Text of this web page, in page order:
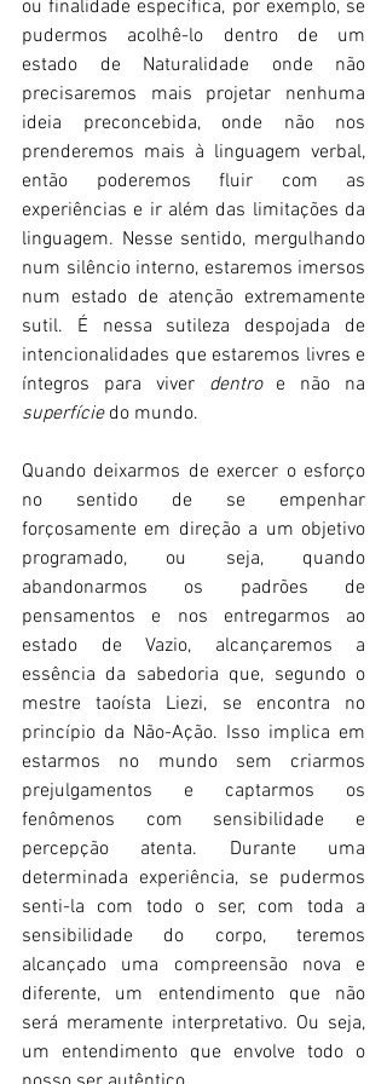
ou finalidade específica, por exemplo, se
pudermos acolhê-lo dentro de um
estado de Naturalidade onde não
precisaremos mais projetar nenhuma
ideia preconcebida, onde não nos
prenderemos mais à linguagem verbal,
então poderemos fluir com as
experiências e ir além das limitações da
linguagem. Nesse sentido, mergulhando
num silêncio interno, estaremos imersos
num estado de atenção extremamente
sutil. É nessa sutileza despojada de
intencionalidades que estaremos livres e
íntegros para viver dentro
superfície do mundo.
Quando deixarmos de exercer o esforço
no sentido de se empenhar
forçosamente em direção a um objetivo
programado, ou seja, quando
abandonarmos os padrões de
pensamentos e nos entregarmos ao
estado de Vazio, alcançaremos a
essência da sabedoria que, segundo o
mestre taoísta Liezi, se encontra no
princípio da Não-Ação. Isso implica em
estarmos no mundo sem criarmos
prejulgamentos e captarmos os
fenômenos com sensibilidade e
percepção atenta. Durante uma
determinada experiência, se pudermos
senti-la com todo o ser, com toda a
sensibilidade do corpo, teremos
alcançado uma compreensão nova e
diferente, um entendimento que não
será meramente interpretativo. Ou seja,
um entendimento que envolve todo o